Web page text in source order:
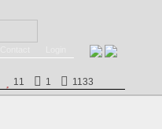
11 1 1133